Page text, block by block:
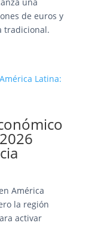
de euros y
tradicional.
América
la región
activar